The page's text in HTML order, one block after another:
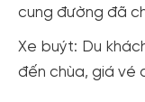
cung đường đã
Xe buýt: Du
đến chùa, giá vé